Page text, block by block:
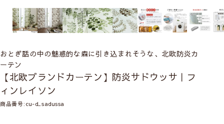
おとぎ話の中の魅惑的な森に引き込まれそうな、北欧防炎カ
ーテン
【北欧ブランドカーテン】防炎サドウッサ｜フ
ィンレイソン
商品番号 cu-d_sadussa